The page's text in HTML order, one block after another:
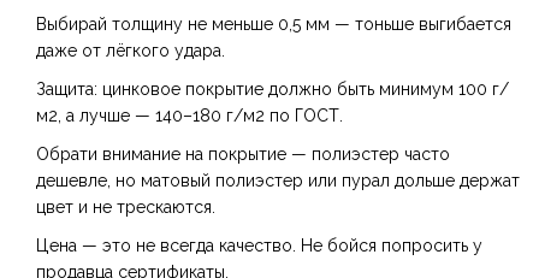
Выбирай толщину не меньше 0,5 мм — тоньше выгибается
даже от лёгкого удара.
Защита: цинковое покрытие должно быть минимум 100 г/
м2, а лучше — 140–180 г/м2 по ГОСТ.
Обрати внимание на покрытие — полиэстер часто
дешевле, но матовый полиэстер или пурал дольше держат
цвет и не трескаются.
Цена — это не всегда качество. Не бойся попросить у
продавца сертификаты.